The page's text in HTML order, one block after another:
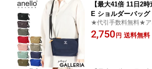
【最大41倍 11日2
E ショルダーバッ
斜めがけバッグ ブ
デ キャビン ショル
★代引手数料無料★ア
GRANDE ショルダー
2,750 円 送料無料